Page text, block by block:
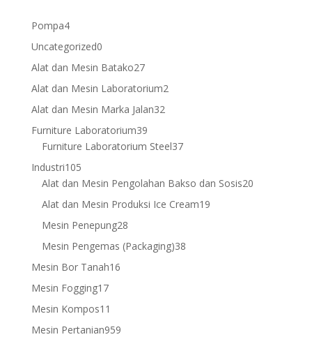
Pompa44
products
Uncategorized00
products
Alat dan Mesin Batako2727
products
Alat dan Mesin Laboratorium22
Alat dan Mesin Marka Jalan3232
Furniture Laboratorium3939
products
Furniture Laboratorium Steel3737
Industri105105
products
Alat dan Mesin Pengolahan Bakso dan Sosis2020
Alat dan Mesin Produksi Ice Cream1919
Mesin Penepung2828
products
Mesin Pengemas (Packaging)3838
Mesin Bor Tanah1616
Mesin Fogging1717
products
Mesin Kompos11
products
Mesin Pertanian959959